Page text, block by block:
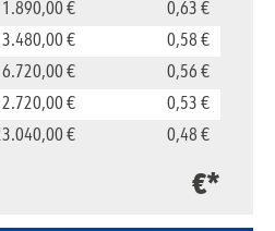
1.890,00 €
0,63 €
3.480,00 €
0,58 €
6.720,00 €
0,56 €
€
0,53 €
€ 0,48 €
€*